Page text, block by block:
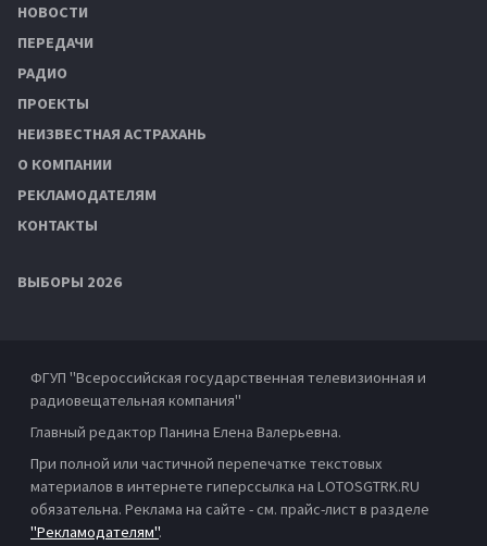
НОВОСТИ
ПЕРЕДАЧИ
РАДИО
ПРОЕКТЫ
НЕИЗВЕСТНАЯ АСТРАХАНЬ
О КОМПАНИИ
РЕКЛАМОДАТЕЛЯМ
КОНТАКТЫ
ВЫБОРЫ 2026
ФГУП "Всероссийская государственная телевизионная и
радиовещательная компания"
Главный редактор Панина Елена Валерьевна.
При полной или частичной перепечатке текстовых
материалов в интернете гиперссылка на LOTOSGTRK.RU
обязательна. Реклама на сайте - см. прайс-лист в разделе
"Рекламодателям".